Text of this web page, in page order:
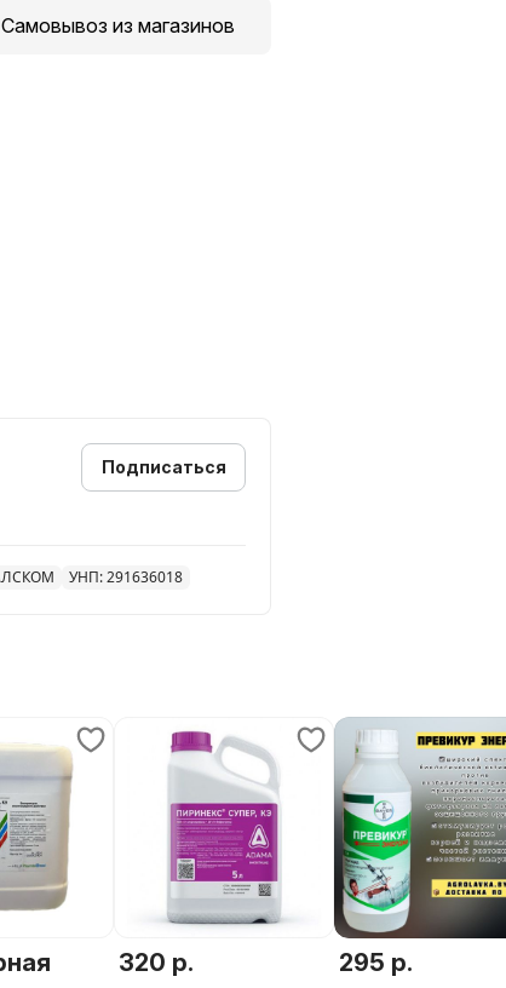
из магазинов
Подписаться
УНП: 291636018
320 р. 295 р.